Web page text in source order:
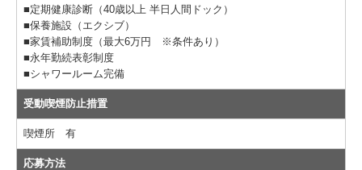
■定期健康診断（40歳以上 半日人間ドック）
■保養施設（エクシブ）
■家賃補助制度（最大6万円 ※条件あり）
■永年勤続表彰制度
■シャワールーム完備
受動喫煙防止措置
喫煙所 有
応募方法